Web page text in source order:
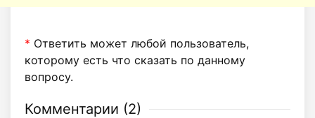
* Ответить может любой пользователь,
которому есть что сказать по данному
вопросу.
Комментарии (2)